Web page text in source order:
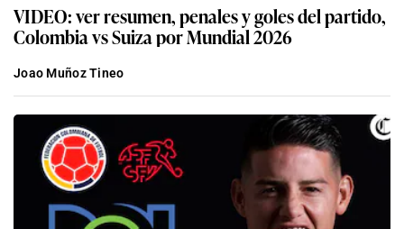
VIDEO: ver resumen, penales y goles del partido,
Colombia vs Suiza por Mundial 2026
Joao Muñoz Tineo